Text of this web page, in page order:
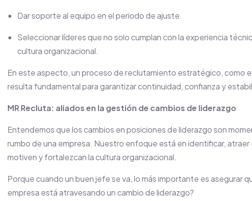
Dar soporte al equipo en el periodo de ajuste.
Seleccionar líderes que no solo cumplan con la experiencia
cultura organizacional.
En este aspecto, un proceso de reclutamiento estratégico, como
resulta fundamental para garantizar continuidad, confianza y
MR Recluta: aliados en la gestión de cambios de liderazgo
Entendemos que los cambios en posiciones de liderazgo son
rumbo de una empresa. Nuestro enfoque está en identificar, atraer
motiven y fortalezcan la cultura organizacional.
Porque cuando un buen jefe se va, lo más importante es asegurar
empresa está atravesando un cambio de liderazgo?